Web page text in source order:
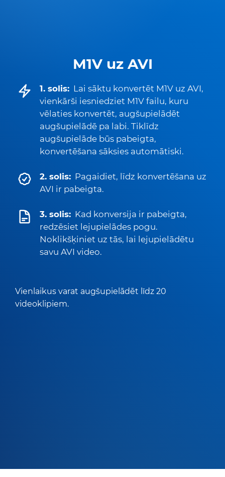
M1V uz AVI
1. solis: Lai sāktu konvertēt M1V uz AVI,
vienkārši iesniedziet M1V failu, kuru
vēlaties konvertēt, augšupielādēt
augšupielādē pa labi. Tiklīdz
augšupielāde būs pabeigta,
konvertēšana sāksies automātiski.
2. solis: Pagaidiet, līdz konvertēšana uz
AVI ir pabeigta.
3. solis: Kad konversija ir pabeigta,
redzēsiet lejupielādes pogu.
Noklikšķiniet uz tās, lai lejupielādētu
savu AVI video.
Vienlaikus varat augšupielādēt līdz 20
videoklipiem.